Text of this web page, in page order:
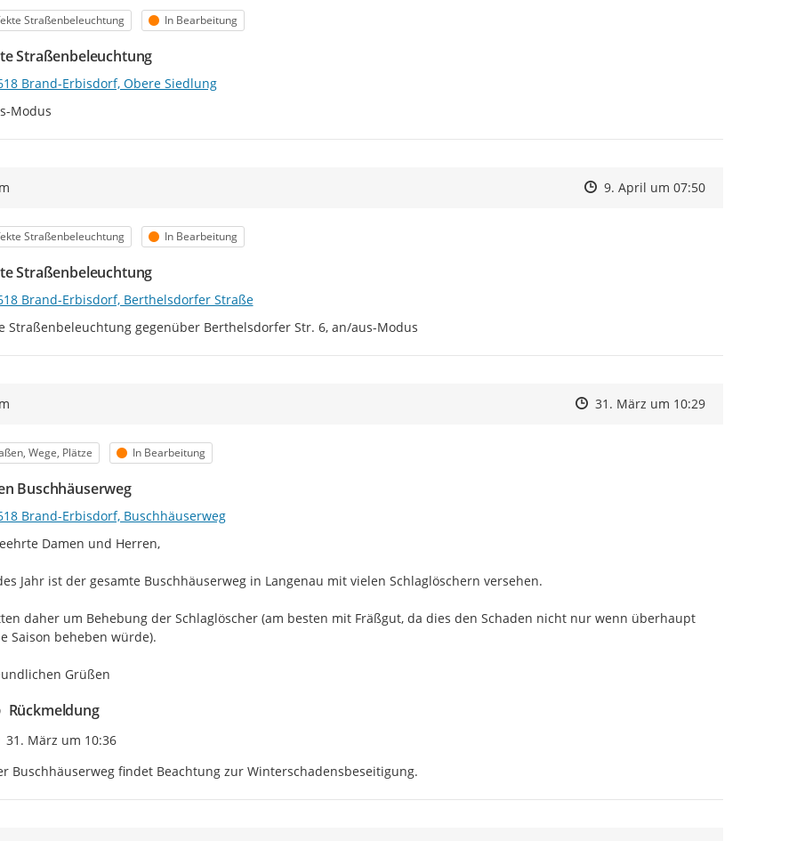
Straßenbeleuchtung Status
In Bearbeitung
Straßenbeleuchtung
Brand-Erbisdorf, Obere Siedlung
Modus
Zeitpunkt des Erstellens
Zeitpunkt des Erstellens
9. April um 07:50Zur Äußerung
Straßenbeleuchtung Status
In Bearbeitung
Straßenbeleuchtung
Brand-Erbisdorf, Berthelsdorfer Straße
Straßenbeleuchtung gegenüber Berthelsdorfer Str. 6, an/aus-Modus
Zeitpunkt des Erstellens
Zeitpunkt des Erstellens
31. März um 10:29Zur Äußerung
Wege, Plätze Status
In Bearbeitung
Buschhäuserweg
Brand-Erbisdorf, Buschhäuserweg
Damen und Herren,
Jahr ist der gesamte Buschhäuserweg in Langenau mit vielen Schlaglöschern versehen.
daher um Behebung der Schlaglöscher (am besten mit Fräßgut, da dies den Schaden nicht nur wenn überhaupt
Saison beheben würde).
Grüßen
Rückmeldung
Zeitpunkt des Erstellens
31. März um 10:36
Buschhäuserweg findet Beachtung zur Winterschadensbeseitigung.